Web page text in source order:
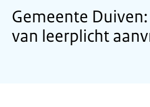
Gemeente
van leerplicht